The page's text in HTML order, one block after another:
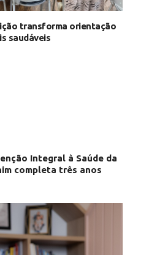
transforma orientação
saudáveis
Integral à Saúde da
completa três anos